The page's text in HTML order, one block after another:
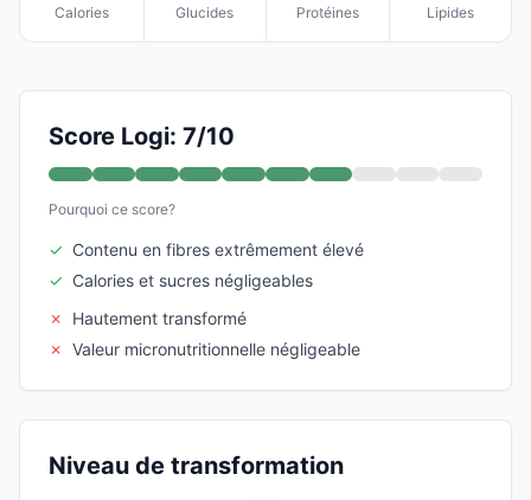
Calories Glucides Protéines Lipides
Score Logi: 7/10
Pourquoi ce score?
✓ Contenu en fibres extrêmement élevé
✓ Calories et sucres négligeables
✗
Hautement transformé
✗ Valeur micronutritionnelle négligeable
Niveau de transformation